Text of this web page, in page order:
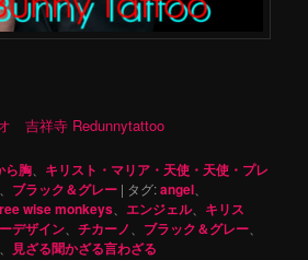
吉祥寺 Redunnytattoo
ら胸
キリスト・マリア・天使・天使・プレ
ブラック＆グレー | タグ:angel
wise monkeys エンジェル、 キリス
デザイン 、チカーノ ブラック＆グレー
見ざる聞かざる言わざる